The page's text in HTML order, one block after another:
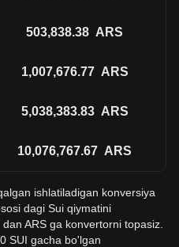
503,838.38 ARS
1,007,676.77 ARS
5,038,383.83 ARS
10,076,767.67 ARS
ishlatiladigan konversiya
dagi Sui qiymatini
ARS ga konvertorni topasiz.
SUI gacha bo'lgan